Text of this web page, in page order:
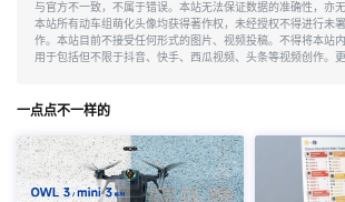
与官方不一致，不属于错误。本站无法保证数据的准确性，亦
本站所有动车组萌化头像均获得著作权，未经授权不得进行未
作。本站目前不接受任何形式的图片、视频投稿。不得将本站
用于包括但不限于抖音、快手、西瓜视频、头条等视频创作。
一点点不一样的